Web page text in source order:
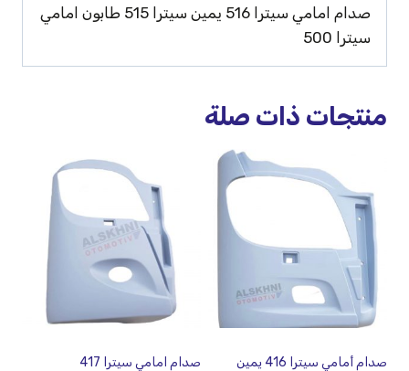
صدام امامي سيترا 516 يمين سيترا 515 طابون امامي
سيترا 500
منتجات ذات صلة
صدام أمامي سيترا 416 يمين
صدام امامي سيترا 417